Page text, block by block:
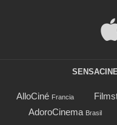
AlloCiné Francia
AdoroCinema Brasil